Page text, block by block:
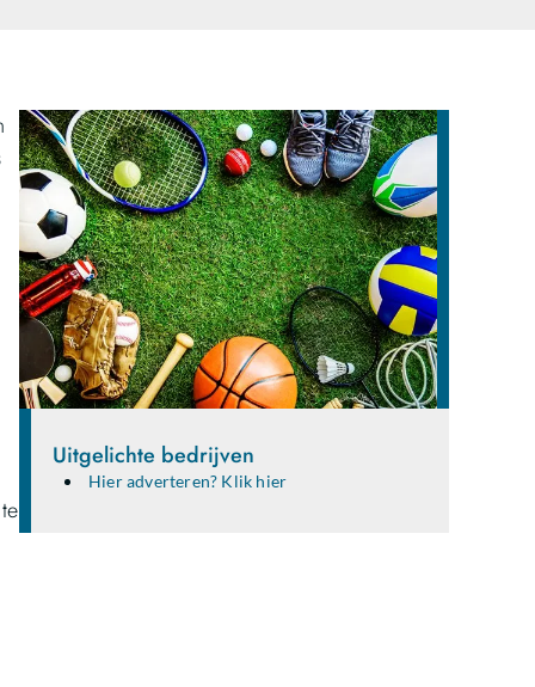
Uitgelichte bedrijven
Hier adverteren? Klik hier